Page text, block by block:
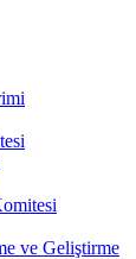
ve Geliştirme